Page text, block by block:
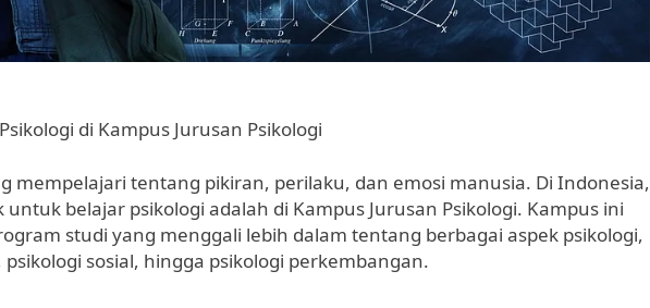
di Kampus Jurusan Psikologi
mempelajari tentang pikiran, perilaku, dan emosi manusia. Di Indonesia,
belajar psikologi adalah di Kampus Jurusan Psikologi. Kampus ini
studi yang menggali lebih dalam tentang berbagai aspek psikologi,
sosial, hingga psikologi perkembangan.